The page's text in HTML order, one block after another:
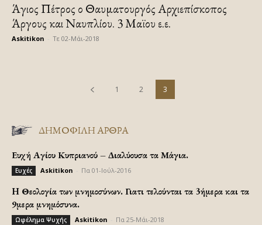
Άγιος Πέτρος ο Θαυματουργός Αρχιεπίσκοπος
Άργους και Ναυπλίου. 3 Μαϊου ε.ε.
Askitikon Τε 02-Μάι-2018
1 2 3
ΔΗΜΟΦΙΛΗ ΑΡΘΡΑ
Ευχή Αγίου Κυπριανού – Διαλύουσα τα Μάγια.
Ευχές Askitikon Πα 01-Ιούλ-2016
H Θεολογία των μνημοσύνων. Γιατι τελούνται τα 3ήμερα και τα
9μερα μνημόσυνα.
Ωφέλημα Ψυχής Askitikon Πα 25-Μάι-2018